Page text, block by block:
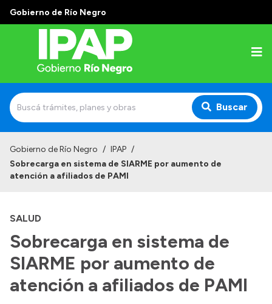
Gobierno de Río Negro
Buscar
Institucional
Autoridades
Alumnos
Docentes y Capacitadores
Delegaciones
Gobierno de Río Negro / IPAP /
Sobrecarga en sistema de SIARME por aumento de
atención a afiliados de PAMI
SALUD
Sobrecarga en sistema de
SIARME por aumento de
atención a afiliados de PAMI